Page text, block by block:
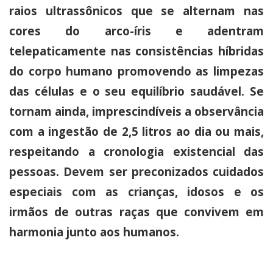
raios ultrassônicos que se alternam nas
cores do arco-íris e adentram
telepaticamente nas consistências híbridas
do corpo humano promovendo as limpezas
das células e o seu equilíbrio saudável. Se
tornam ainda, imprescindíveis a observância
com a ingestão de 2,5 litros ao dia ou mais,
respeitando a cronologia existencial das
pessoas. Devem ser preconizados cuidados
especiais com as crianças, idosos e os
irmãos de outras raças que convivem em
harmonia junto aos humanos.